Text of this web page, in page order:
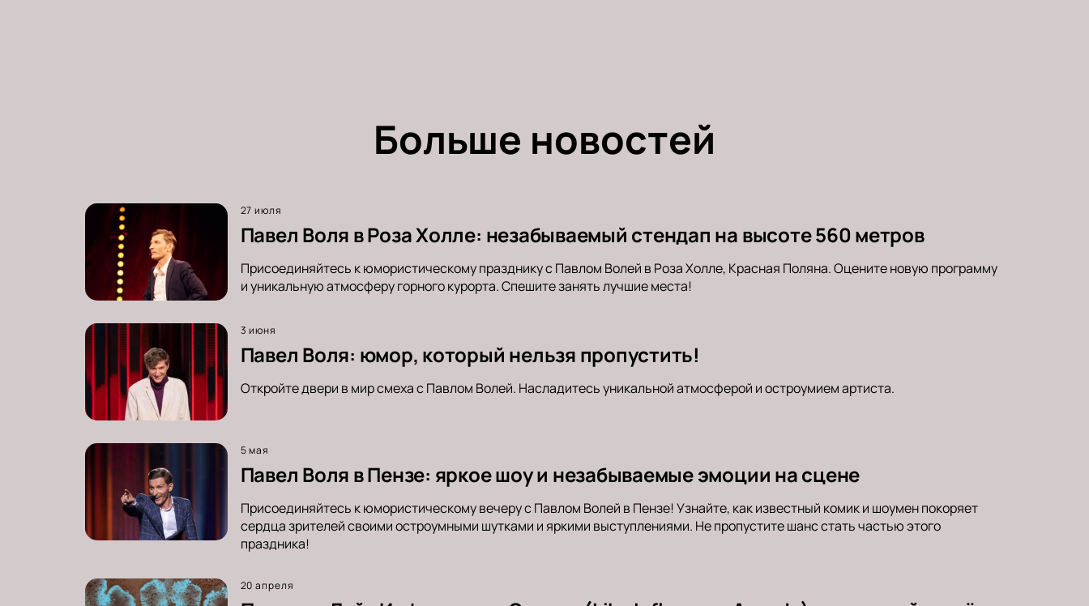
Больше новостей
27 июля
Павел Воля в Роза Холле: незабываемый стендап на высоте 560 метров
Присоединяйтесь к юмористическому празднику с Павлом Волей в Роза Холле, Красная Поляна. Оцените новую программу
и уникальную атмосферу горного курорта. Спешите занять лучшие места!
3 июня
Павел Воля: юмор, который нельзя пропустить!
Откройте двери в мир смеха с Павлом Волей. Насладитесь уникальной атмосферой и остроумием артиста.
5 мая
Павел Воля в Пензе: яркое шоу и незабываемые эмоции на сцене
Присоединяйтесь к юмористическому вечеру с Павлом Волей в Пензе! Узнайте, как известный комик и шоумен покоряет
сердца зрителей своими остроумными шутками и яркими выступлениями. Не пропустите шанс стать частью этого
праздника!
20 апреля